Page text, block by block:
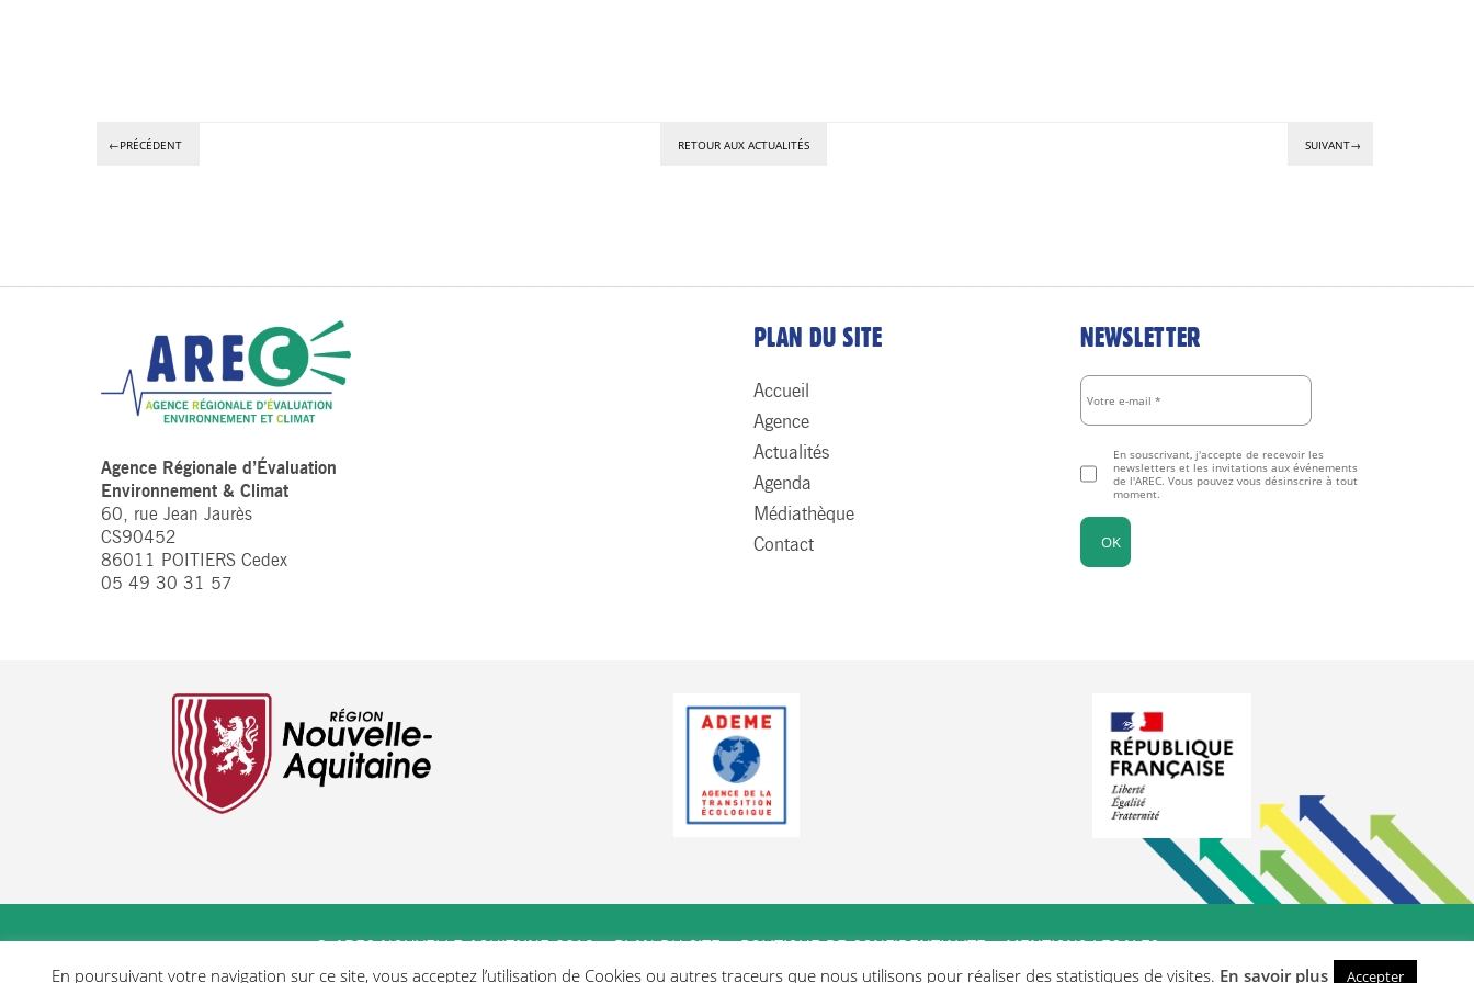
←PRÉCÉDENT RETOUR AUX ACTUALITÉS SUIVANT→
Agence Régionale d’Évaluation
Environnement & Climat
60, rue Jean Jaurès
CS90452
86011 POITIERS Cedex
05 49 30 31 57
PLAN DU SITE
Accueil
Agence
Actualités
Agenda
Médiathèque
Contact
NEWSLETTER
En souscrivant, j'accepte de recevoir les
newsletters et les invitations aux événements
de l'AREC. Vous pouvez vous désinscrire à tout
moment.
© AREC NOUVELLE AQUITAINE 2019 –PLAN DU SITE–POLITIQUE DE CONFIDENTIALITE–MENTIONS LEGALES
En poursuivant votre navigation sur ce site, vous acceptez l’utilisation de Cookies ou autres traceurs que nous utilisons pour réaliser des statistiques de visites. En savoir plus Accepter